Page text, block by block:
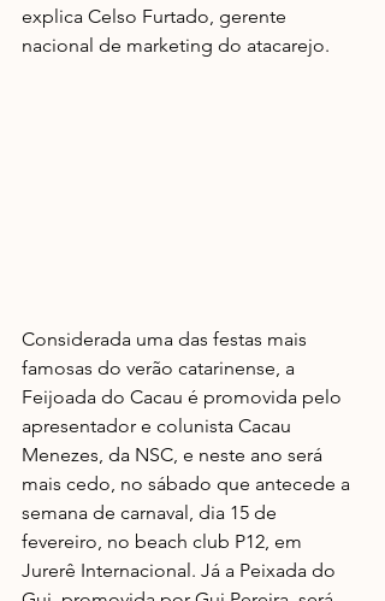
explica Celso Furtado, gerente
nacional de marketing do atacarejo.
Considerada uma das festas mais
famosas do verão catarinense, a
Feijoada do Cacau é promovida pelo
apresentador e colunista Cacau
Menezes, da NSC, e neste ano será
mais cedo, no sábado que antecede a
semana de carnaval, dia 15 de
fevereiro, no beach club P12, em
Jurerê Internacional. Já a Peixada do